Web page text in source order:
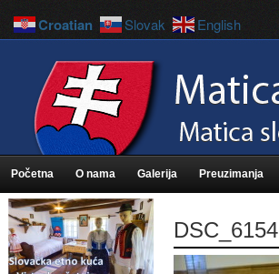
Početna O nama Galerija Preuzimanja
DSC_6154
Croatian Slovak English